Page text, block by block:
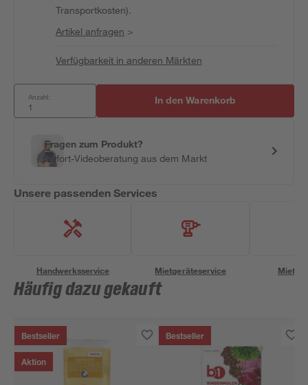
Transportkosten).
Artikel anfragen >
Verfügbarkeit in anderen Märkten
Anzahl: In den Warenkorb
Fragen zum Produkt?
Sofort-Videoberatung aus dem Markt
Unsere passenden Services
Handwerksservice Mietgeräteservice
Häufig dazu gekauft
Bestseller
Aktion
Bestseller